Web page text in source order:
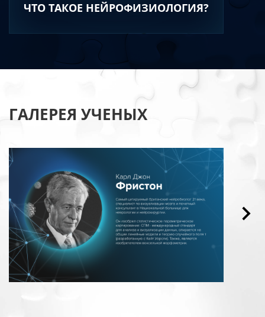
ЧТО ТАКОЕ НЕЙРОФИЗИОЛОГИЯ?
ГАЛЕРЕЯ УЧЕНЫХ